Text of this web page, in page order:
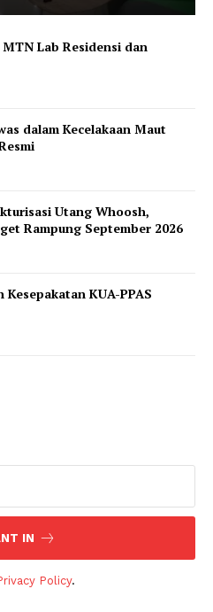
Lab Residensi dan
dalam Kecelakaan Maut
Utang Whoosh,
Rampung September 2026
Kesepakatan KUA-PPAS
IN
Policy.